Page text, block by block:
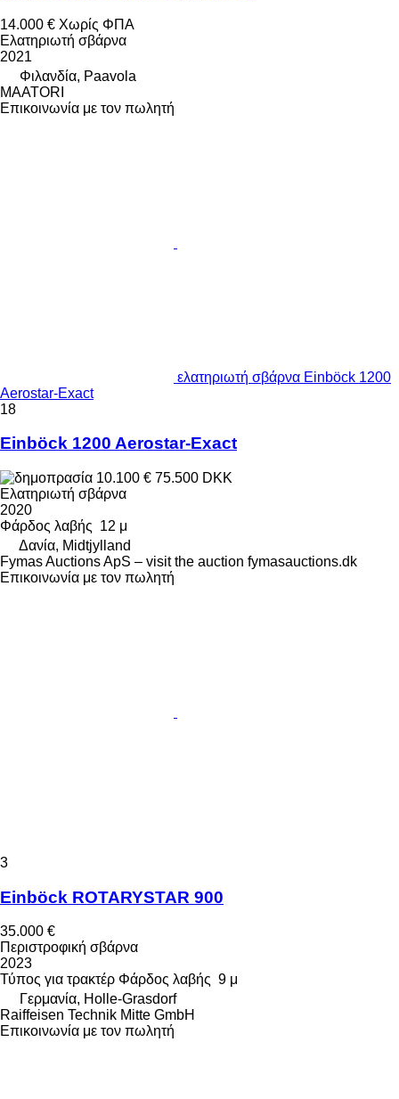
14.000 € Χωρίς ΦΠΑ
Ελατηριωτή σβάρνα
2021
Φιλανδία, Paavola
MAATORI
Επικοινωνία με τον πωλητή
ελατηριωτή σβάρνα Einböck 1200
Aerostar-Exact
18
Einböck 1200 Aerostar-Exact
10.100 € 75.500 DKK
Ελατηριωτή σβάρνα
2020
Φάρδος λαβής 12 μ
Δανία, Midtjylland
Fymas Auctions ApS – visit the auction fymasauctions.dk
Επικοινωνία με τον πωλητή
3
Einböck ROTARYSTAR 900
35.000 €
Περιστροφική σβάρνα
2023
Τύπος για τρακτέρ Φάρδος λαβής 9 μ
Γερμανία, Holle-Grasdorf
Raiffeisen Technik Mitte GmbH
Επικοινωνία με τον πωλητή